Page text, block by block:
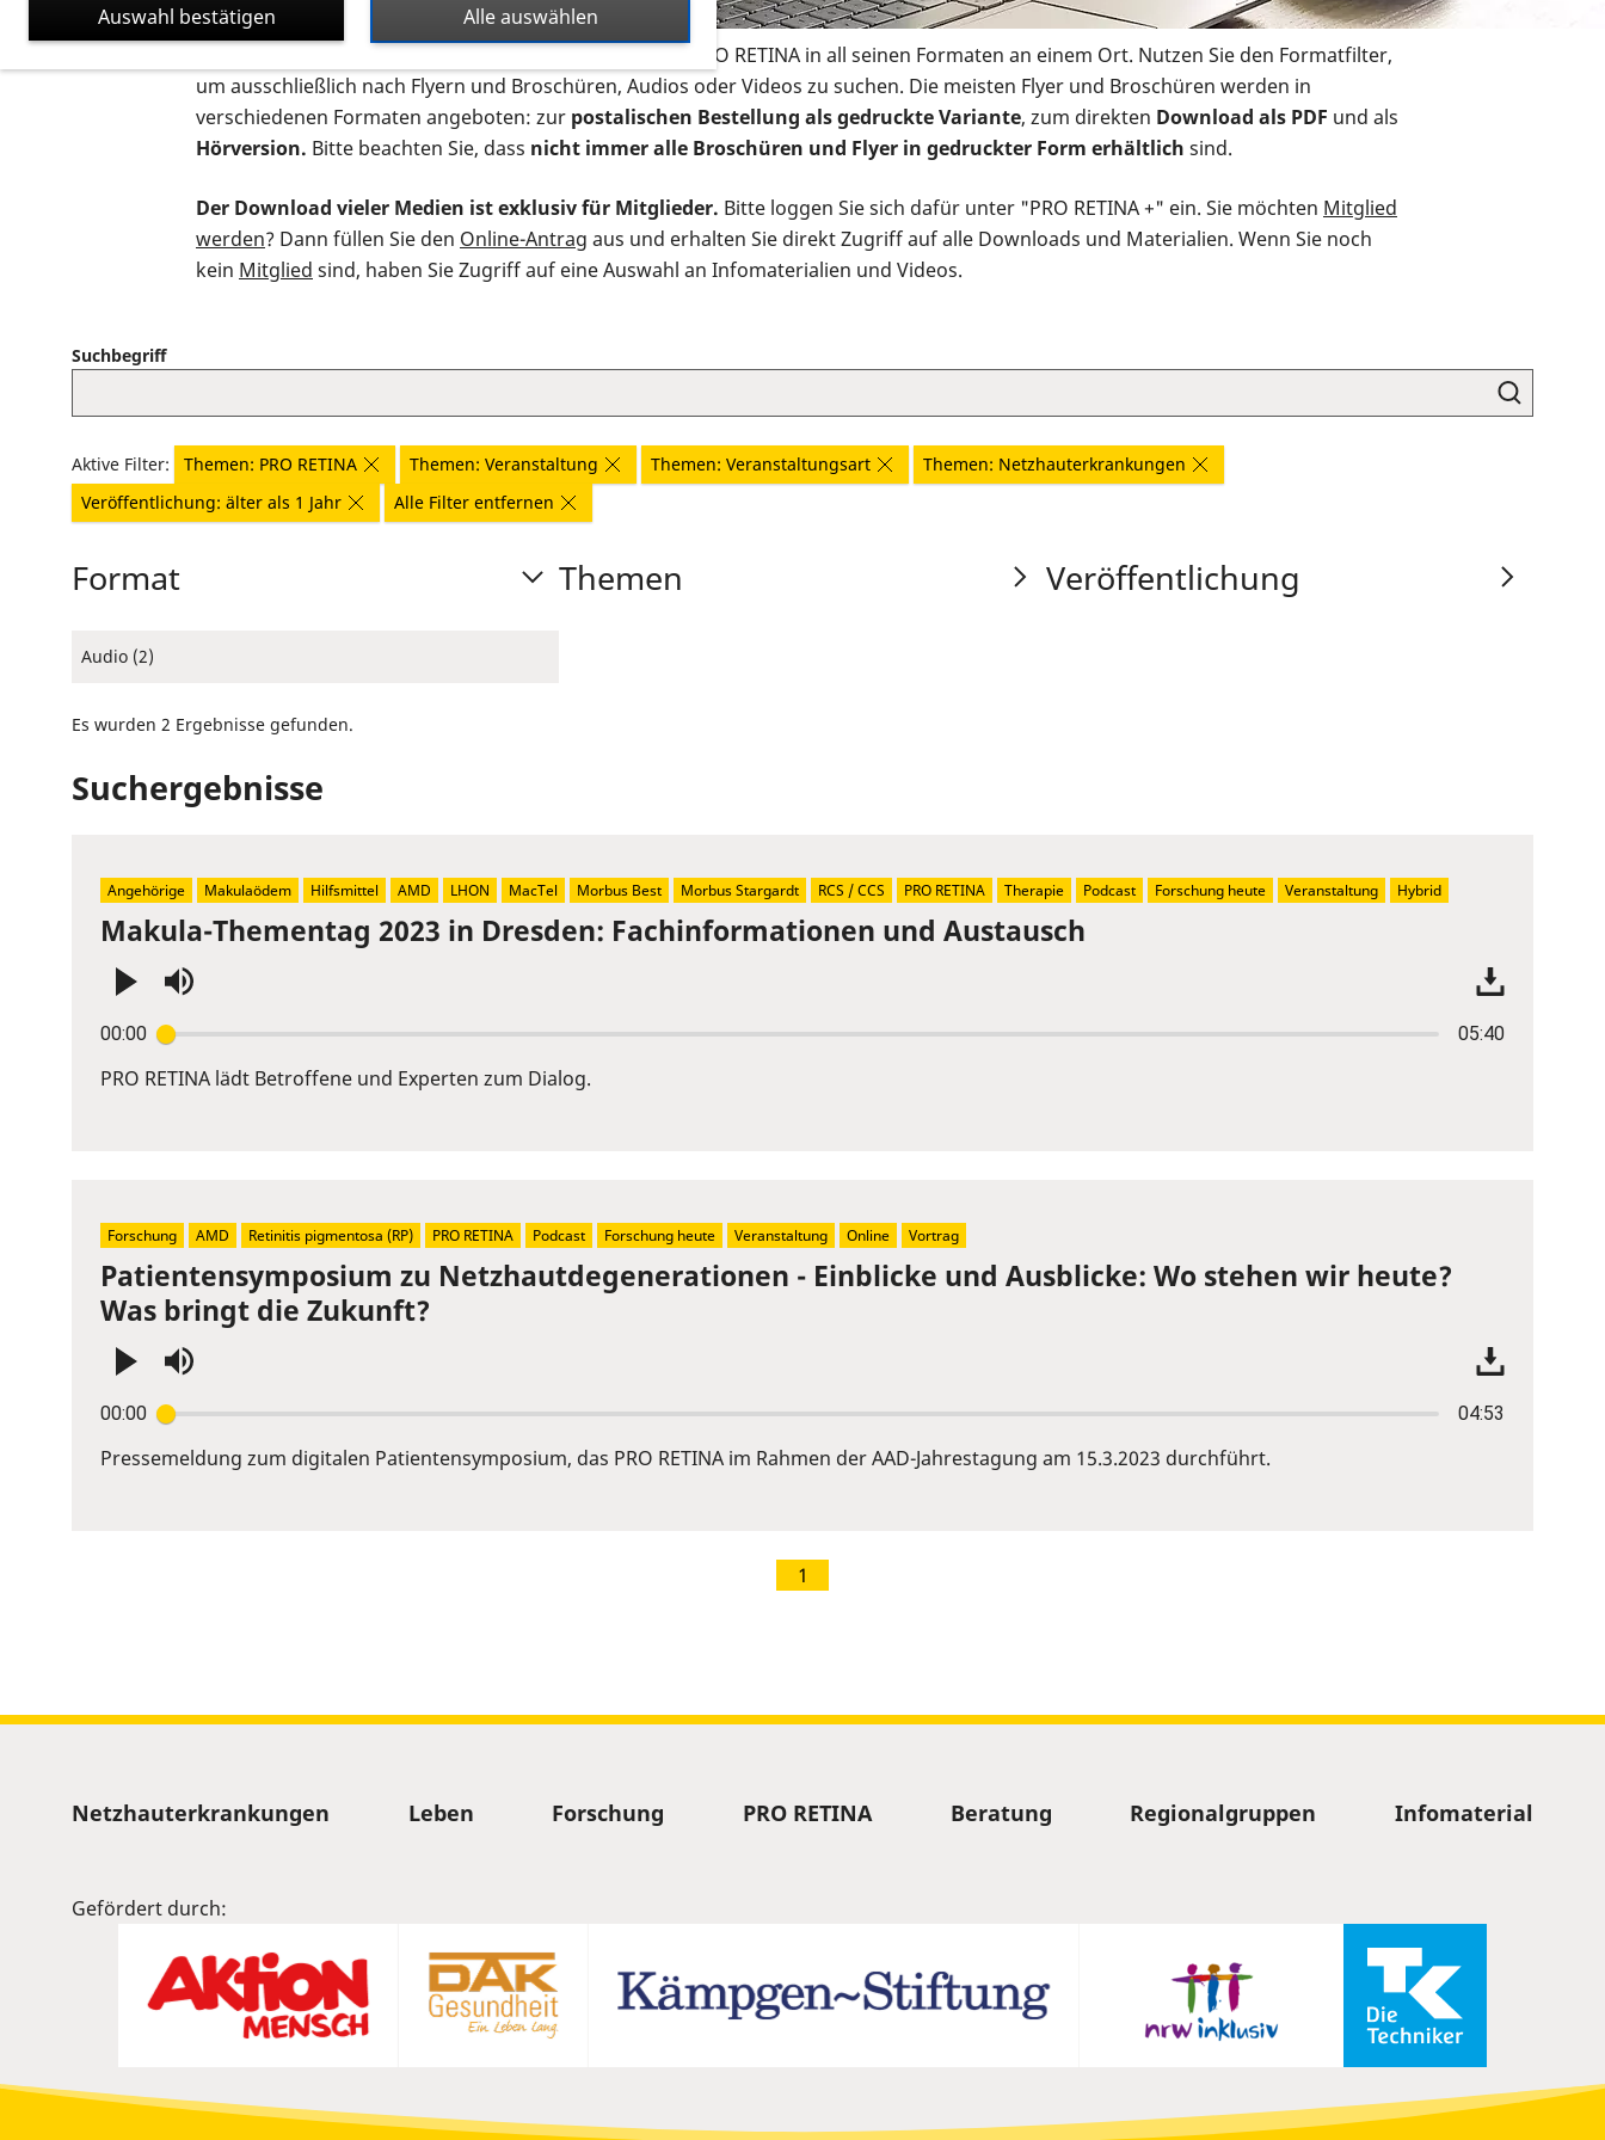
Auf dieser Seite finden Sie sämtliches Infomaterial der PRO RETINA in all seinen Formaten an einem Ort. Nutzen Sie den Formatfilter,
um ausschließlich nach Flyern und Broschüren, Audios oder Videos zu suchen. Die meisten Flyer und Broschüren werden in
verschiedenen Formaten angeboten: zur postalischen Bestellung als gedruckte Variante, zum direkten Download als PDF und als
Hörversion. Bitte beachten Sie, dass nicht immer alle Broschüren und Flyer in gedruckter Form erhältlich sind.
Der Download vieler Medien ist exklusiv für Mitglieder. Bitte loggen Sie sich dafür unter "PRO RETINA +" ein. Sie möchten Mitglied
werden? Dann füllen Sie den Online-Antrag aus und erhalten Sie direkt Zugriff auf alle Downloads und Materialien. Wenn Sie noch
kein Mitglied sind, haben Sie Zugriff auf eine Auswahl an Infomaterialien und Videos.
Suchbegriff
Aktive Filter: Themen: PRO RETINA Themen: Veranstaltung Themen: Veranstaltungsart
Themen: Netzhauterkrankungen
Veröffentlichung: älter als 1 Jahr
Alle Filter entfernen
Format
Audio (2)
Themen Veröffentlichung
Es wurden 2 Ergebnisse gefunden.
Suchergebnisse
Makula-Thementag 2023 in Dresden: Fachinformationen und Austausch
00:00 05:40
Enter
or
slider.
PRO RETINA lädt Betroffene und Experten zum Dialog.
Angehörige Makulaödem Hilfsmittel AMD LHON MacTel Morbus Best Morbus Stargardt RCS / CCS PRO RETINA Therapie Podcast Forschung heute Veranstaltung Hybrid
Patientensymposium zu Netzhautdegenerationen - Einblicke und Ausblicke: Wo stehen wir heute?
Was bringt die Zukunft?
00:00 04:53
Enter
or
Pressemeldung zum digitalen Patientensymposium, das PRO RETINA im Rahmen der AAD-Jahrestagung am 15.3.2023 durchführt.
Forschung AMD Retinitis pigmentosa (RP) PRO RETINA Podcast Forschung heute Veranstaltung Online Vortrag
1
Sitemap
Netzhauterkrankungen Leben Forschung PRO RETINA Beratung Regionalgruppen Infomaterial
Gefördert durch:
Alle auswählen
Auswahl bestätigen